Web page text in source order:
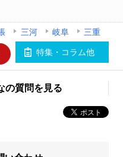
三河 岐阜
三重
特集・コラム他
の質問を見る